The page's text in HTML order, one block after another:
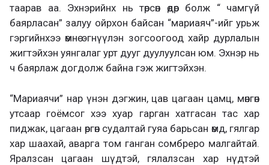
таарав аа. Эхнэрийнх нь төрсөн өдөр болж “ чамгүй
баярласан” залуу ойрхон байсан “мариаяч”-ийг урьж
гэргийнхээ өмнө эгнүүлэн зогсоогоод хайр дурлалын
жигтэйхэн уянгалаг урт дууг дуулуулсан юм. Эхнэр нь
ч баярлаж догдолж байна гэж жигтэйхэн.
“Мариаячи” нар үнэн дэгжин, цав цагаан цамц, мөнгөн
утсаар гоёмсог хээ хуар гарган хатгасан тас хар
пиджак, цагаан өргөн судалтай гуяа барьсан өмд, гялгар
хар шаахай, аварга том ганган сомбреро малгайтай.
Яралзсан цагаан шүдтэй, гялалзсан хар нүдтэй